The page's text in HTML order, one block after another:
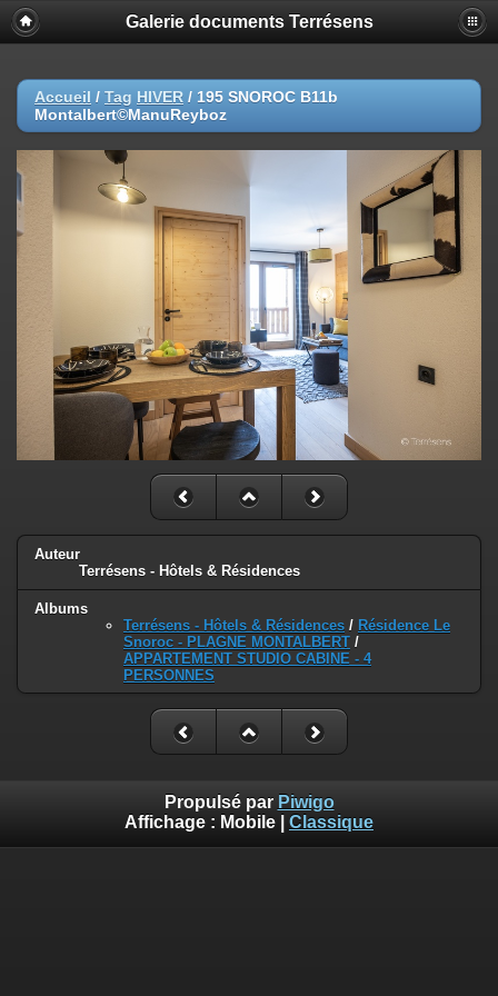
Galerie documents Terrésens
Accueil / Tag HIVER / 195 SNOROC B11b
Montalbert©ManuReyboz
Auteur
Terrésens - Hôtels & Résidences
Albums
Terrésens - Hôtels & Résidences / Résidence Le
Snoroc - PLAGNE MONTALBERT /
APPARTEMENT STUDIO CABINE - 4
PERSONNES
Propulsé par Piwigo
Affichage : Mobile Classique